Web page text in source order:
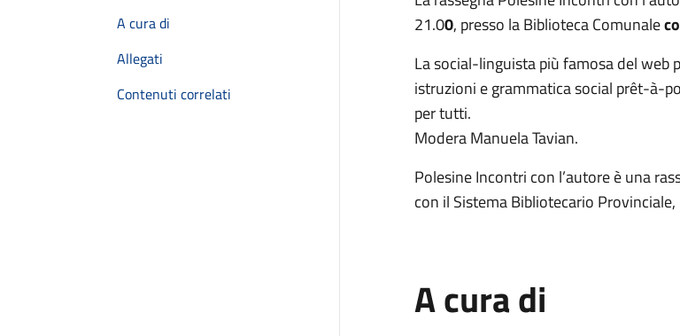
A cura di
Allegati
Contenuti correlati
21.00, presso la Biblioteca Comunale
La social-linguista più famosa del web
istruzioni e grammatica social prêt-à-
per tutti.
Modera Manuela Tavian.
Polesine Incontri con l’autore è una
con il Sistema Bibliotecario
A cura di